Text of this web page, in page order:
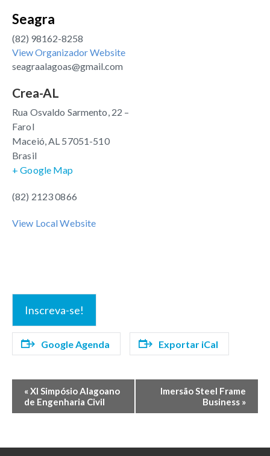
Seagra
(82) 98162-8258
View Organizador Website
seagraalagoas@gmail.com
Crea-AL
Rua Osvaldo Sarmento, 22 –
Farol
Maceió,AL 57051-510
Brasil
+ Google Map
(82) 2123 0866
View Local Website
Inscreva-se!
Google Agenda Exportar iCal
Evento
Navegação
«XI Simpósio Alagoano
de Engenharia Civil
Imersão Steel Frame
Business »